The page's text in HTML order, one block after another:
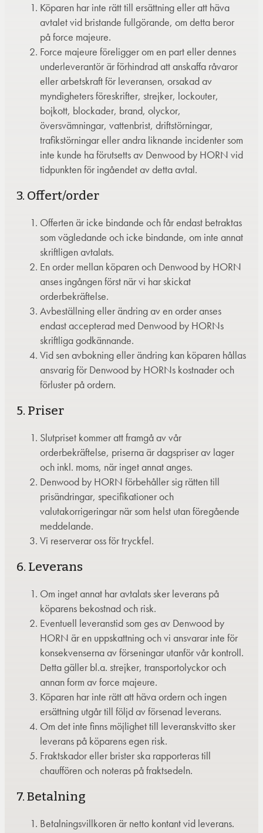
Köparen har inte rätt till ersättning eller att häva
avtalet vid bristande fullgörande, om detta beror
på force majeure.
Force majeure föreligger om en part eller dennes
underleverantör är förhindrad att anskaffa råvaror
eller arbetskraft för leveransen, orsakad av
myndigheters föreskrifter, strejker, lockouter,
bojkott, blockader, brand, olyckor,
översvämningar, vattenbrist, driftstörningar,
trafikstörningar eller andra liknande incidenter som
inte kunde ha förutsetts av Denwood by HORN vid
tidpunkten för ingåendet av detta avtal.
3. Offert/order
Offerten är icke bindande och får endast betraktas
som vägledande och icke bindande, om inte annat
skriftligen avtalats.
En order mellan köparen och Denwood by HORN
anses ingången först när vi har skickat
orderbekräftelse.
Avbeställning eller ändring av en order anses
endast accepterad med Denwood by HORNs
skriftliga godkännande.
Vid sen avbokning eller ändring kan köparen hållas
ansvarig för Denwood by HORNs kostnader och
förluster på ordern.
5. Priser
Slutpriset kommer att framgå av vår
orderbekräftelse, priserna är dagspriser av lager
och inkl. moms, när inget annat anges.
Denwood by HORN förbehåller sig rätten till
prisändringar, specifikationer och
valutakorrigeringar när som helst utan föregående
meddelande.
Vi reserverar oss för tryckfel.
6. Leverans
Om inget annat har avtalats sker leverans på
köparens bekostnad och risk.
Eventuell leveranstid som ges av Denwood by
HORN är en uppskattning och vi ansvarar inte för
konsekvenserna av förseningar utanför vår kontroll.
Detta gäller bl.a. strejker, transportolyckor och
annan form av force majeure.
Köparen har inte rätt att häva ordern och ingen
ersättning utgår till följd av försenad leverans.
Om det inte finns möjlighet till leveranskvitto sker
leverans på köparens egen risk.
Fraktskador eller brister ska rapporteras till
chauffören och noteras på fraktsedeln.
7. Betalning
Betalningsvillkoren är netto kontant vid leverans.